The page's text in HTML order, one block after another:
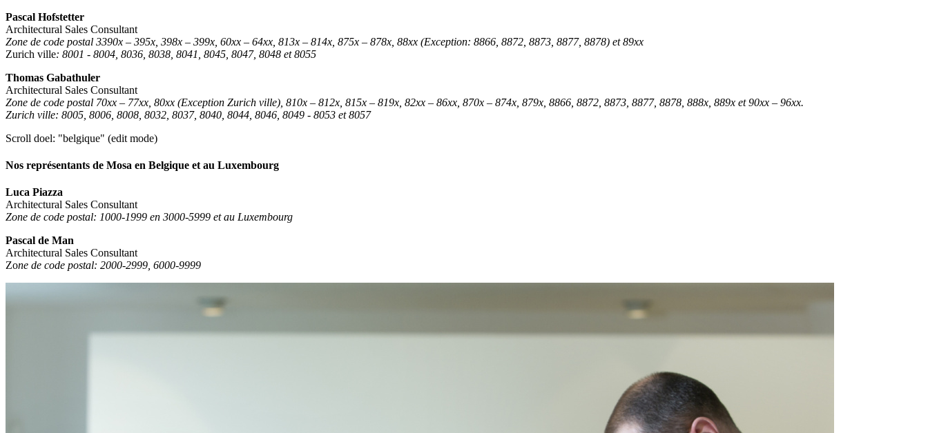
Pascal Hofstetter
Architectural Sales Consultant
Zone de code postal 3390x – 395x, 398x – 399x, 60xx – 64xx, 813x – 814x, 875x – 878x, 88xx (Exception: 8866, 8872, 8873, 8877, 8878) et 89xx
Zurich ville: 8001 - 8004, 8036, 8038, 8041, 8045, 8047, 8048 et 8055
Thomas Gabathuler
Architectural Sales Consultant
Zone de code postal 70xx – 77xx, 80xx (Exception Zurich ville), 810x – 812x, 815x – 819x, 82xx – 86xx, 870x – 874x, 879x, 8866, 8872, 8873, 8877, 8878, 888x, 889x et 90xx – 96xx.
Zurich ville: 8005, 8006, 8008, 8032, 8037, 8040, 8044, 8046, 8049 - 8053 et 8057
Scroll doel: "belgique" (edit mode)
Nos représentants de Mosa en Belgique et au Luxembourg
Luca Piazza
Architectural Sales Consultant
Zone de code postal: 1000-1999 en 3000-5999 et au Luxembourg
Pascal de Man
Architectural Sales Consultant
Zone de code postal: 2000-2999, 6000-9999